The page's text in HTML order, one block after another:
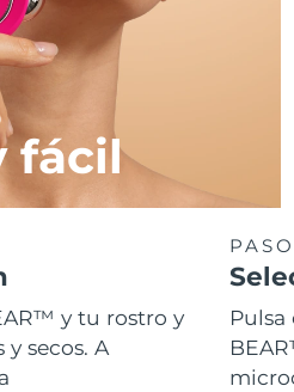
fácil
y tu rostro y
secos. A